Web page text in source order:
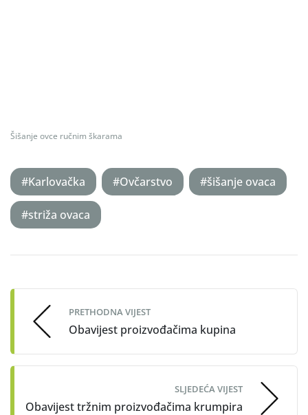
Šišanje ovce ručnim škarama
#Karlovačka #Ovčarstvo #šišanje ovaca
#striža ovaca
navigation
PRETHODNA VIJEST
Obavijest proizvođačima kupina
SLJEDEĆA VIJEST
Obavijest tržnim proizvođačima krumpira